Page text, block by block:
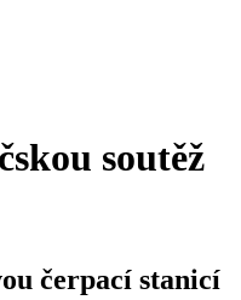
soutěž
čerpací stanicí